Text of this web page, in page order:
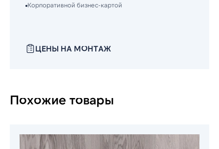
Корпоративной бизнес-картой
ЦЕНЫ НА МОНТАЖ
Похожие товары